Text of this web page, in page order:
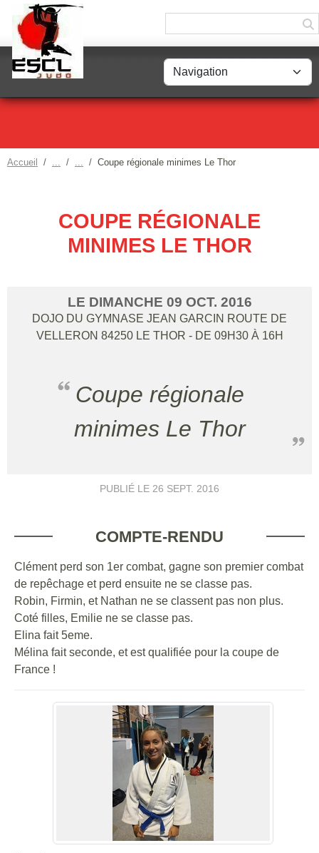
Accueil Coupe régionale minimes Le Thor
COUPE RÉGIONALE
MINIMES LE THOR
LE DIMANCHE 09 OCT. 2016
DOJO DU GYMNASE JEAN GARCIN ROUTE DE
VELLERON 84250 LE THOR - DE 09H30 À 16H
Coupe régionale
minimes Le Thor
PUBLIÉ LE 26 SEPT. 2016
COMPTE-RENDU
Clément perd son 1er combat, gagne son premier combat
de repêchage et perd ensuite ne se classe pas.
Robin, Firmin, et Nathan ne se classent pas non plus.
Coté filles, Emilie ne se classe pas.
Elina fait 5eme.
Mélina fait seconde, et est qualifiée pour la coupe de
France !
Panneau de gestion des cookies